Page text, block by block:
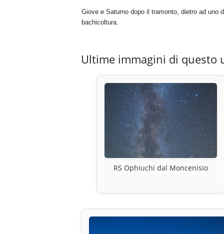
Giove e Saturno dopo il tramonto, dietro ad
bachicoltura.
Ultime immagini di questo
RS Ophiuchi dal Moncenisio